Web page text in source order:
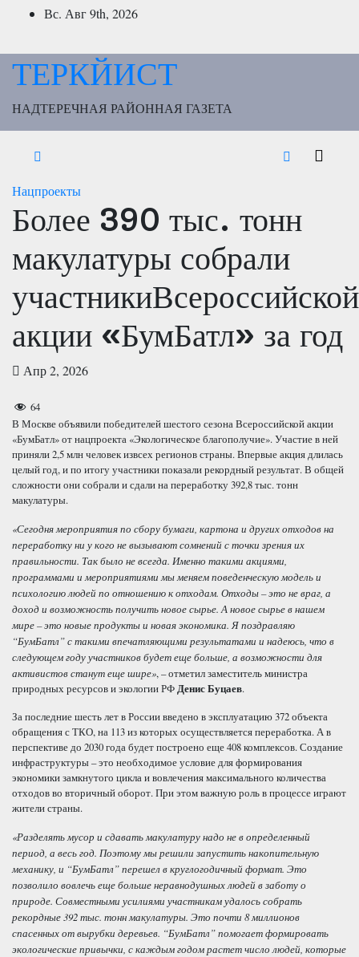
ПерейтиВс. Авг 9th, 2026
ТЕРКЙИСТ
НАДТЕРЕЧНАЯ РАЙОННАЯ ГАЗЕТА
Нацпроекты
Более 390 тыс. тонн
макулатуры собрали
участникиВсероссийской
акции «БумБатл» за год
Апр 2, 2026
64
В Москве объявили победителей шестого сезона Всероссийской акции
«БумБатл» от нацпроекта «Экологическое благополучие». Участие в ней
приняли 2,5 млн человек извсех регионов страны. Впервые акция длилась
целый год, и по итогу участники показали рекордный результат. В общей
сложности они собрали и сдали на переработку 392,8 тыс. тонн
макулатуры.
«Сегодня мероприятия по сбору бумаги, картона и других отходов на
переработку ни у кого не вызывают сомнений с точки зрения их
правильности. Так было не всегда. Именно такими акциями,
программами и мероприятиями мы меняем поведенческую модель и
психологию людей по отношению к отходам. Отходы – это не враг, а
доход и возможность получить новое сырье. А новое сырье в нашем
мире – это новые продукты и новая экономика. Я поздравляю
“БумБатл” с такими впечатляющими результатами и надеюсь, что в
следующем году участников будет еще больше, а возможности для
активистов станут еще шире», – отметил заместитель министра
природных ресурсов и экологии РФДенис Буцаев.
За последние шесть лет в России введено в эксплуатацию 372 объекта
обращения с ТКО, на 113 из которых осуществляется переработка. А в
перспективе до 2030 года будет построено еще 408 комплексов. Создание
инфраструктуры – это необходимое условие для формирования
экономики замкнутого цикла и вовлечения максимального количества
отходов во вторичный оборот. При этом важную роль в процессе играют
жители страны.
«Разделять мусор и сдавать макулатуру надо не в определенный
период, а весь год. Поэтому мы решили запустить накопительную
механику, и “БумБатл” перешел в круглогодичный формат. Это
позволило вовлечь еще больше неравнодушных людей в заботу о
природе. Совместными усилиями участникам удалось собрать
рекордные 392 тыс. тонн макулатуры. Это почти 8 миллионов
спасенных от вырубки деревьев. “БумБатл” помогает формировать
экологические привычки, с каждым годом растет число людей, которые